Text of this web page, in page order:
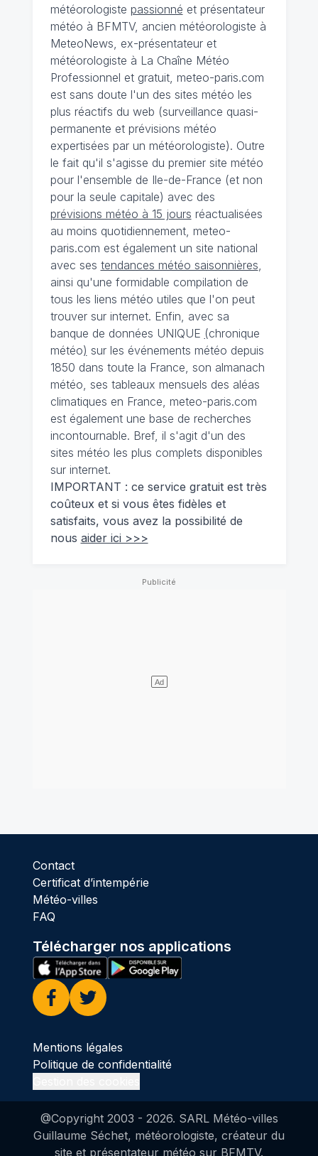
météorologiste passionné et présentateur
météo à BFMTV, ancien météorologiste à
MeteoNews, ex-présentateur et
météorologiste à La Chaîne Météo
Professionnel et gratuit, meteo-paris.com
est sans doute l'un des sites météo les
plus réactifs du web (surveillance quasi-
permanente et prévisions météo
expertisées par un météorologiste). Outre
le fait qu'il s'agisse du premier site météo
pour l'ensemble de Ile-de-France (et non
pour la seule capitale) avec des
prévisions météo à 15 jours réactualisées
au moins quotidiennement, meteo-
paris.com est également un site national
avec ses tendances météo saisonnières
ainsi qu'une formidable compilation de
tous les liens météo utiles que l'on peut
trouver sur internet. Enfin, avec sa
banque de données UNIQUE (chronique
météo) sur les événements météo depuis
1850 dans toute la France, son almanach
météo, ses tableaux mensuels des aléas
climatiques en France, meteo-paris.com
est également une base de recherches
incontournable. Bref, il s'agit d'un des
sites météo les plus complets disponibles
sur internet.
IMPORTANT : ce service gratuit est très
coûteux et si vous êtes fidèles et
satisfaits, vous avez la possibilité de
nous aider ici >>>
Contact
Certificat d’intempérie
Météo-villes
FAQ
Télécharger nos applications
Facebook
Twitter
Mentions légales
Politique de confidentialité
@Copyright 2003 - 2026. SARL Météo-villes
Guillaume Séchet, météorologiste, créateur du
site et présentateur météo sur BFMTV.